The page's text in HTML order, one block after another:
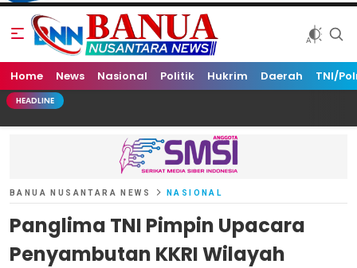
Banua Nusantara News
Home News Nasional Politik Hukrim Daerah TNI/
HEADLINE
BANUA NUSANTARA NEWS NASIONAL
Panglima TNI Pimpin Upacara
Penyambutan KKRI Wilayah